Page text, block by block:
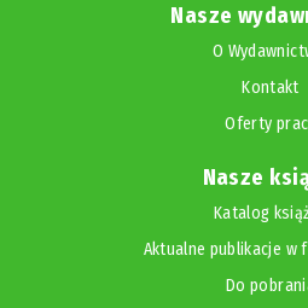
Nasze
O
Kontakt
Oferty
Nasze
Katalog
Aktualne publikacje w
Do